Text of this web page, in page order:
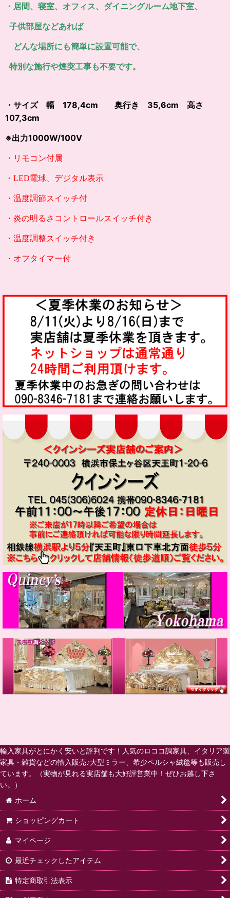
・居間、寝室、オフィス、ダイニングルーム地下室、
子供部屋などあれば
どんな場所にも簡単に設置可能で、
特別な施行や煙突工事も不要です。
・サイズ 幅 178,4cm 奥行き 35,6cm 高さ
107,3cm
※出力1000W/100V
・リモコン付属
・LED電球、デジタル表示
・ 温度調節スイッチ付
・炎の明るさコントロールスイッチ付き
・温度調整スイッチ付き
・オフタイマー付
輸入家具がとにかく安いと評判です！人気のロココ調家具、イタリア製
家具・雑貨などの輸入販売♪大型ミラー、希少ペルシャ絨毯等も販売し
ています。（実物が見れる実店舗も大好評営業中！ぜひお越し下さ
い。）
ホーム
ショッピングカート
マイページ
最近チェックしたアイテム
特定商取引法表示